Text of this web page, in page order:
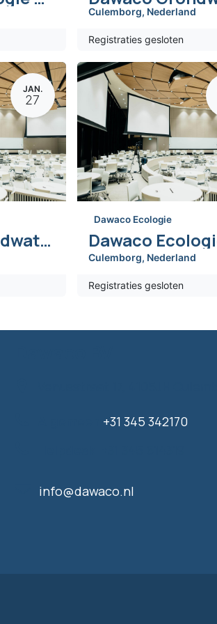
Culemborg, Nederland
Registraties gesloten
JAN.
27
Dawaco Grondwater gebruikersdag 2026
Dawaco Ecologie
Culemborg, Nederland
Registraties gesloten
+31 345 342170
info@dawaco.nl